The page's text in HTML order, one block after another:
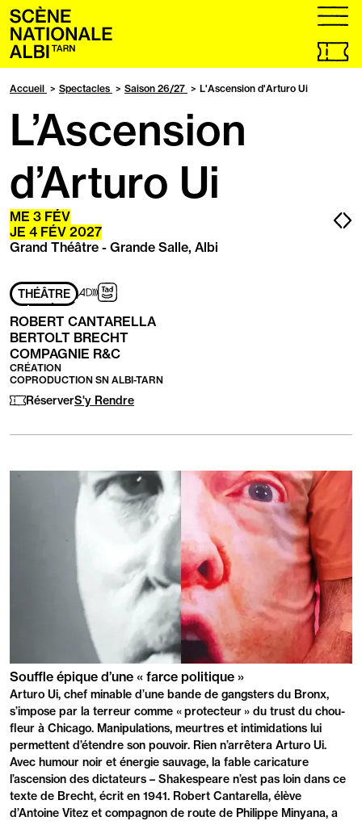
Accueil
Billetterie
en
menu
Accueil Spectacles Saison 26/27 L'Ascension d'Arturo Ui
L’Ascension
d’Arturo Ui
ME 3 FÉV
JE 4 FÉV 2027
Grand Théâtre - Grande Salle, Albi
THÉÂTRE Adapté
aux
personnes
ayant
les
handicaps
suivants
Audiodescription
Transport
à
la
demande
ROBERT CANTARELLA
BERTOLT BRECHT
COMPAGNIE R&C
CRÉATION
COPRODUCTION SN ALBI-TARN
RéserverS'y Rendre
PRÉSENTATION
Souffle épique d’une « farce politique »
Arturo Ui, chef minable d’une bande de gangsters du Bronx,
s’impose par la terreur comme « protecteur » du trust du chou-
fleur à Chicago. Manipulations, meurtres et intimidations lui
permettent d’étendre son pouvoir. Rien n’arrêtera Arturo Ui.
Avec humour noir et énergie sauvage, la fable caricature
l’ascension des dictateurs – Shakespeare n’est pas loin dans ce
texte de Brecht, écrit en 1941. Robert Cantarella, élève
d’Antoine Vitez et compagnon de route de Philippe Minyana, a